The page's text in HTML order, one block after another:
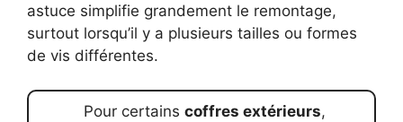
astuce simplifie grandement le remontage,
surtout lorsqu’il y a plusieurs tailles ou formes
de vis différentes.
Pour certains coffres extérieurs,